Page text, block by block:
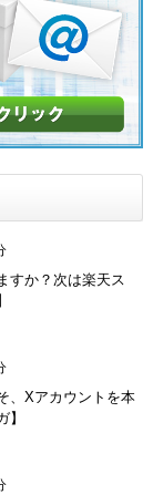
すか？次は楽天ス
、Xアカウントを本